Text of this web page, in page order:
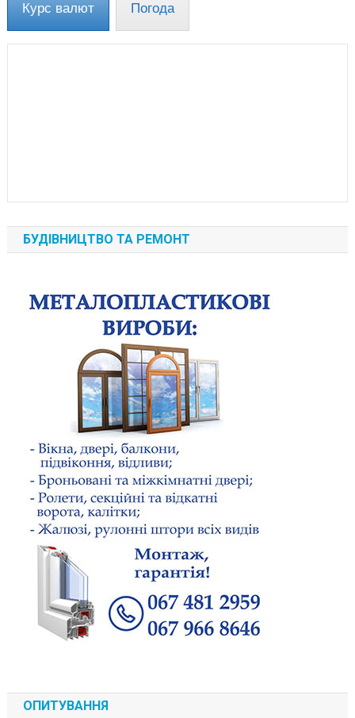
Курс валют Погода
БУДІВНИЦТВО ТА РЕМОНТ
ОПИТУВАННЯ